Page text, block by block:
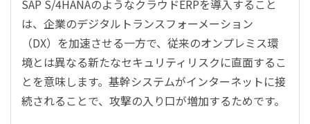
SAP S/4HANAのようなクラウドERPを導入すること
は、企業のデジタルトランスフォーメーション
（DX）を加速させる一方で、従来のオンプレミス環
境とは異なる新たなセキュリティリスクに直面するこ
とを意味します。基幹システムがインターネットに接
続されることで、攻撃の入り口が増加するためです。